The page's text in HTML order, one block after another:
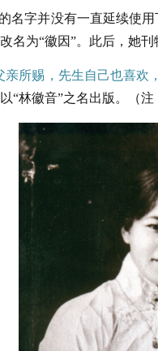
名字并没有一直延续使
名为“徽因”。此后，她
亲所赐，先生自己也喜欢
“林徽音”之名出版。
（